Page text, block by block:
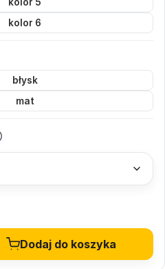
kolor 6
błysk
mat
Dodaj do koszyka